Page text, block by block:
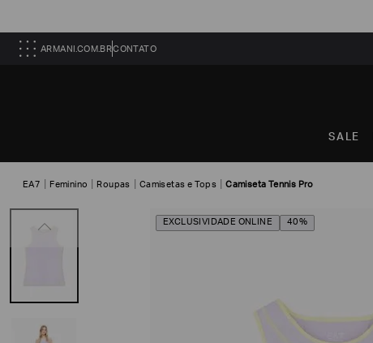
ARMANI.COM.BRCONTATO
SALE
EA7 Feminino Roupas Camisetas e Tops Camiseta Tennis Pro
EXCLUSIVIDADE ONLINE 40%